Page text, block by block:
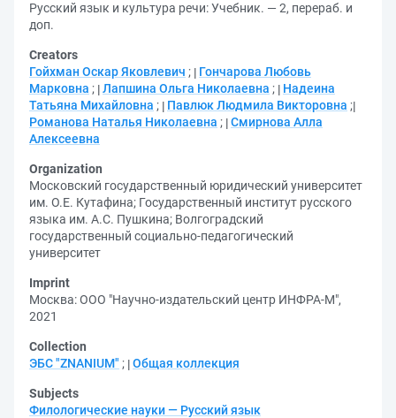
Русский язык и культура речи: Учебник. — 2, перераб. и
доп.
Creators
Гойхман Оскар Яковлевич ;
Гончарова Любовь
Марковна ; Лапшина Ольга Николаевна ;
Надеина
Татьяна Михайловна ; Павлюк Людмила Викторовна ;
Романова Наталья Николаевна ; Смирнова Алла
Алексеевна
Organization
Московский государственный юридический университет
им. О.Е. Кутафина; Государственный институт русского
языка им. А.С. Пушкина; Волгоградский
государственный социально-педагогический
университет
Imprint
Москва: ООО "Научно-издательский центр ИНФРА-М",
2021
Collection
ЭБС "ZNANIUM" ; Общая коллекция
Subjects
Филологические науки — Русский язык